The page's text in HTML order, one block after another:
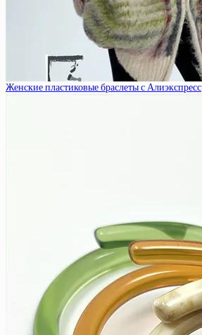
Женские пластиковые браслеты с Алиэкспресс